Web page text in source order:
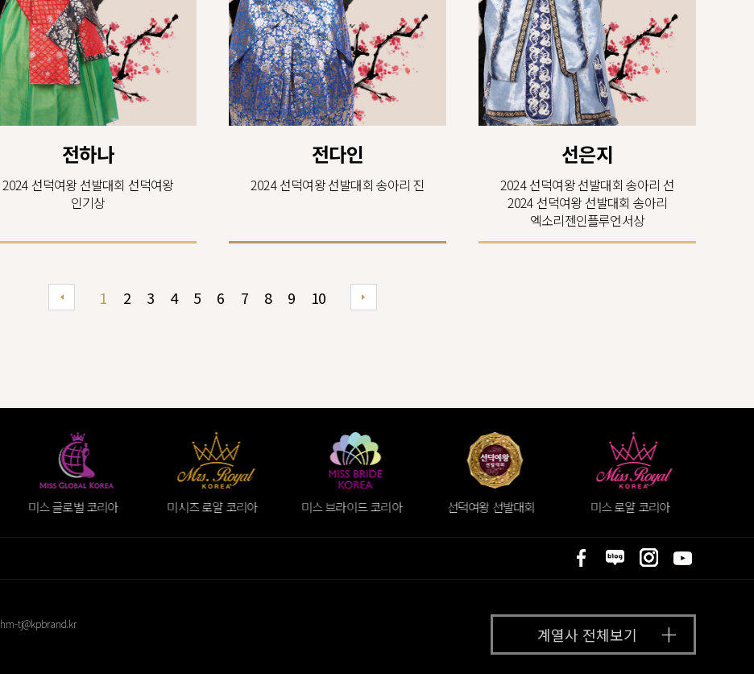
전하나
2024 선덕여왕 선발대회 선덕여왕
인기상
전다인
2024 선덕여왕 선발대회 송아리 진
선은지
2024 선덕여왕 선발대회 송아리 선
2024 선덕여왕 선발대회 송아리
엑소리젠인플루언서상
1 2 3 4 5 6 7 8 9 10
미스 글로벌 코리아 미시즈 로얄 코리아 미스 브라이드 코리아 선덕여왕 선발대회 미스 로얄 코리아
hm-tj@kpbrand.kr
계열사 전체보기